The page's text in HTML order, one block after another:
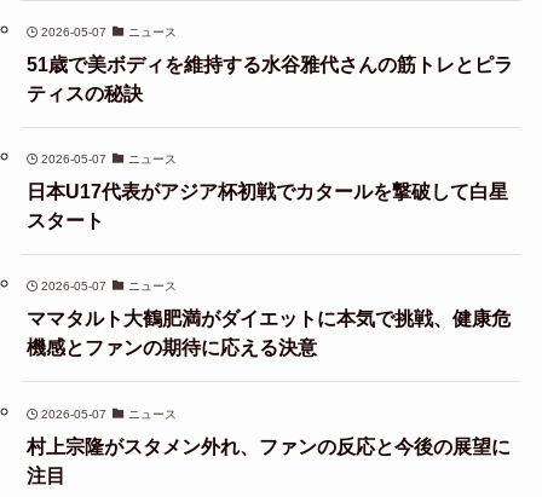
2026-05-07 ニュース
51歳で美ボディを維持する水谷雅代さんの筋トレとピラ
ティスの秘訣
2026-05-07 ニュース
日本U17代表がアジア杯初戦でカタールを撃破して白星
スタート
2026-05-07 ニュース
ママタルト大鶴肥満がダイエットに本気で挑戦、健康危
機感とファンの期待に応える決意
2026-05-07 ニュース
村上宗隆がスタメン外れ、ファンの反応と今後の展望に
注目